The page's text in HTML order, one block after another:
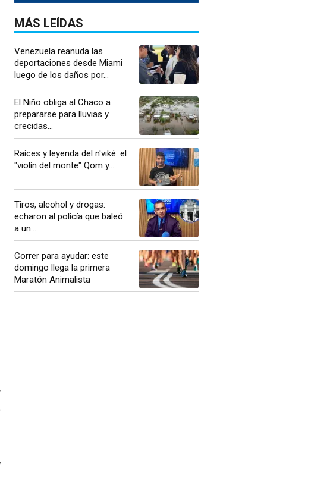
MÁS LEÍDAS
Venezuela reanuda las
deportaciones desde Miami
luego de los daños por...
El Niño obliga al Chaco a
prepararse para lluvias y
crecidas...
Raíces y leyenda del n'viké: el
"violín del monte" Qom y...
Tiros, alcohol y drogas:
echaron al policía que baleó
a un...
Correr para ayudar: este
domingo llega la primera
Maratón Animalista